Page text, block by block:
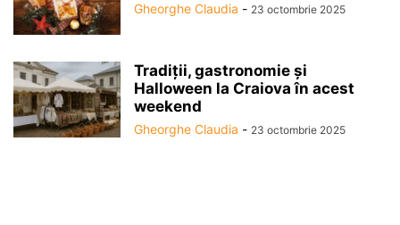
Gheorghe Claudia - 23 octombrie 2025
Tradiții, gastronomie și
Halloween la Craiova în acest
weekend
Gheorghe Claudia - 23 octombrie 2025